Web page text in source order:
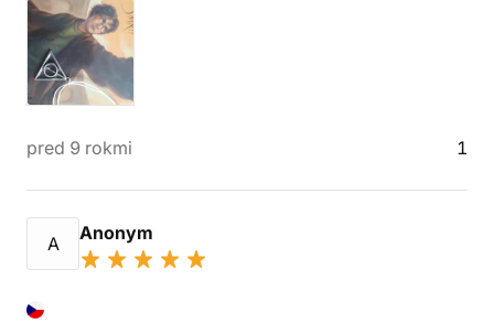
pred 9 rokmi 1
A Anonym